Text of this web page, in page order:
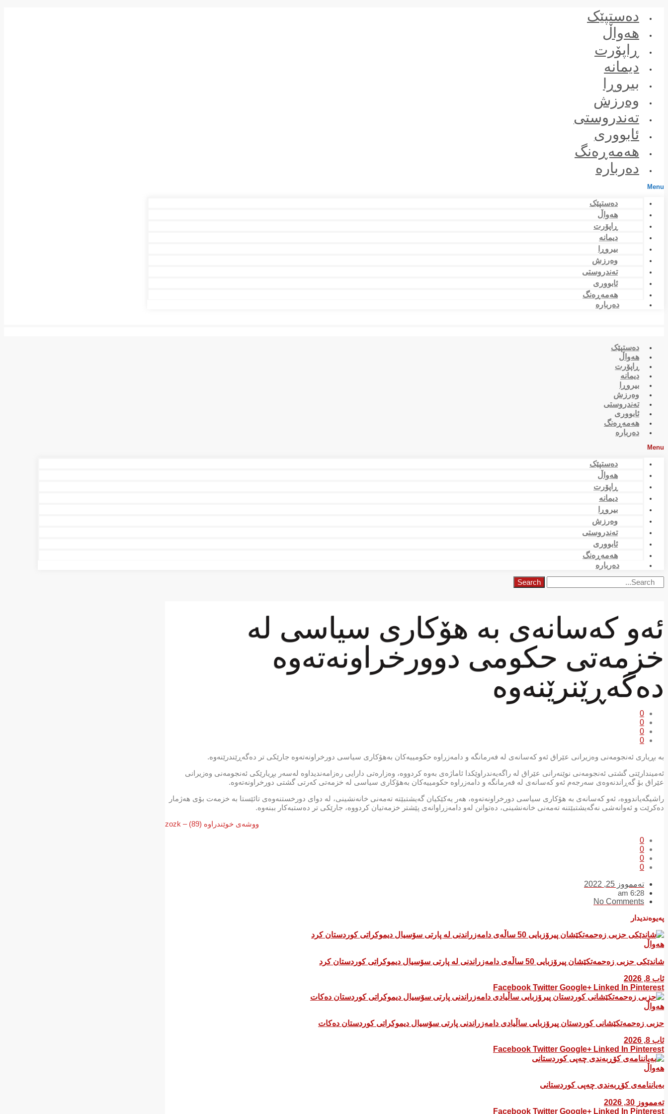
دەستپێک
هەواڵ
ڕاپۆرت
دیمانە
بیروڕا
وەرزش
تەندروستی
ئابووری
هەمەڕەنگ
دەربارە
Menu
دەستپێک
هەواڵ
ڕاپۆرت
دیمانە
بیروڕا
وەرزش
تەندروستی
ئابووری
هەمەڕەنگ
دەربارە
دەستپێک
هەواڵ
ڕاپۆرت
دیمانە
بیروڕا
وەرزش
تەندروستی
ئابووری
هەمەڕەنگ
دەربارە
Menu
دەستپێک
هەواڵ
ڕاپۆرت
دیمانە
بیروڕا
وەرزش
تەندروستی
ئابووری
هەمەڕەنگ
دەربارە
Search
ئەو كەسانەی بە ھۆكاری سیاسی لە
خزمەتی حكومی دوورخراونەتەوە
دەگەڕێنرێنەوە
0
0
0
0
بە بڕیاری ئەنجومەنی وەزیرانی عێراق ئەو کەسانەی لە فەرمانگە و دامەزراوە حکومییەکان بەھۆکاری سیاسی دورخراونەتەوە جارێکی تر دەگەڕێندرێنەوە.
ئەمیندارێتی گشتی ئەنجومەنی نوێنەرانی عێراق لە راگەیەندراوێکدا ئاماژەی بەوە کردووە، وەزارەتی دارایی رەزامەندیداوە لەسەر بڕیارێکی ئەنجومەنی وەزیرانی
عێراق بۆ گەڕاندنەوەی سەرجەم ئەو کەسانەی لە فەرمانگە و دامەزراوە حکومییەکان بەھۆکاری سیاسی لە خزمەتی کەرتی گشتی دورخراونەتەوە.
راشیگەیاندووە، ئەو کەسانەی بە ھۆکاری سیاسی دورخراونەتەوە، ھەر یەکێکیان گەیشتبێتە تەمەنی خانەنشینی، لە دوای دورخستنەوەی تائێستا بە خزمەت بۆی ھەژمار
دەکرێت و ئەوانەشی نەگەیشتبێتنە تەمەنی خانەنشینی، دەتوانن لەو دامەزراوانەی پێشتر خزمەتیان کردووە، جارێکی تر دەستبەکار ببنەوە.
ووشەی خوێندراوە (89) – zozk
0
0
0
0
تەممووز 25, 2022
6:28 am
No Comments
پەیوەندیدار
هەواڵ
شاندێکی حزبی زەحمەتکێشان پیرۆزبایی 50 ساڵەی دامەزراندنی لە پارتی سۆسیال دیموکراتی کوردستان کرد
ئاب 8, 2026
Facebook Twitter Google+ Linked In Pinterest
هەواڵ
​حزبی زەحمەتکێشانی کوردستان پیرۆزبایی ساڵیادی دامەزراندنی پارتی سۆسیال دیموکراتی کوردستان دەکات
ئاب 8, 2026
Facebook Twitter Google+ Linked In Pinterest
هەواڵ
بەیاننامەی کۆڕبەندی چەپی کوردستانی
تەممووز 30, 2026
Facebook Twitter Google+ Linked In Pinterest